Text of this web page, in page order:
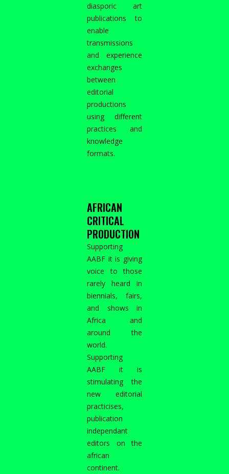
diasporic art
publications to
enable
transmissions
and experience
exchanges
between
editorial
productions
using different
practices and
knowledge
formats.
AFRICAN
CRITICAL
PRODUCTION
Supporting
AABF it is giving
voice to those
rarely heard in
biennials, fairs,
and shows in
Africa and
around the
world.
Supporting
AABF it is
stimulating the
new editorial
practicises,
publication
independant
editors on the
african
continent.